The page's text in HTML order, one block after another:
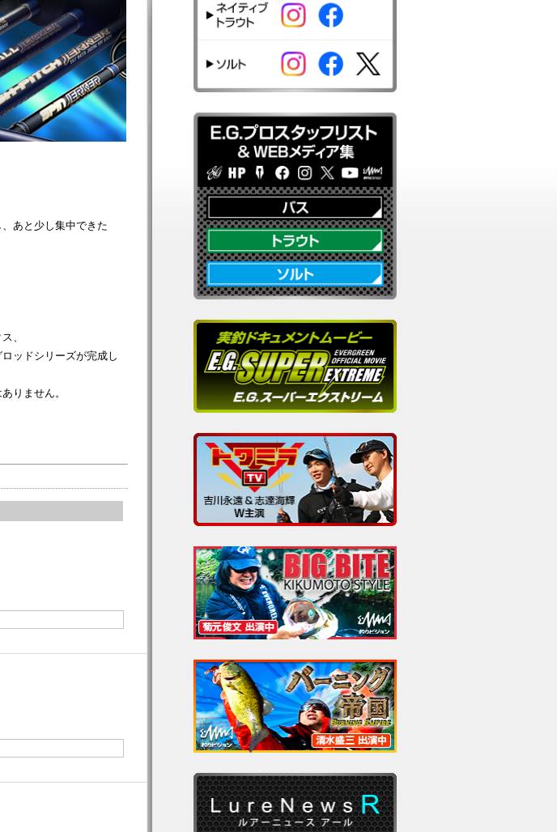
あと少し集中できた
、
ッドシリーズが完成し
りません。